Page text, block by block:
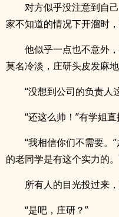
对方似乎没注意到自
家不知道的情况下开溜时
他似乎一点也不意外
莫名冷淡，庄研头皮发麻
“没想到公司的负责人
“还这么帅！”有学姐
“我相信你们不需要。
的老同学是有这个实力的
所有人的目光投过来，
“是吧，庄研？”